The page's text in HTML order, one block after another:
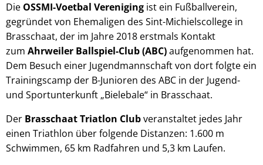
Die OSSMI-Voetbal Vereniging ist ein Fußballverein,
gegründet von Ehemaligen des Sint-Michielscollege in
Brasschaat, der im Jahre 2018 erstmals Kontakt
zum Ahrweiler Ballspiel-Club (ABC)aufgenommen hat.
Dem Besuch einer Jugendmannschaft von dort folgte ein
Trainingscamp der B-Junioren des ABC in der Jugend-
und Sportunterkunft „Bielebale“ in Brasschaat.
Der Brasschaat Triatlon Clubveranstaltet jedes Jahr
einen Triathlon über folgende Distanzen: 1.600 m
Schwimmen, 65 km Radfahren und 5,3 km Laufen.